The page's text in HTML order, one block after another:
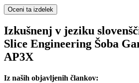
Oceni ta izdelek
Izkušnenj v jeziku
Slice Engineering Šoba
AP3X
Iz naših objavljenih člankov: